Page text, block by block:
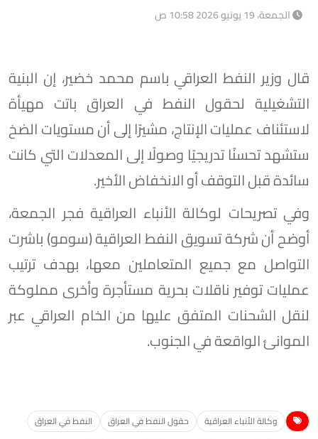
الجمعة، 19 يونيو 2026 10:58 ص
قال وزير النفط العراقي باسم محمد خضير، إن البنية
التشغيلية لحقول النفط في العراق باتت مهيأة
لاستئناف عمليات الإنتاج، مشيرًا إلى أن مستويات الضخ
ستشهد تحسنًا تدريجيًا وصولًا إلى المعدلات التي كانت
سائدة قبل التوقف أو الانخفاض الأخير.
وفي تصريحات لوكالة الأنباء العراقية فجر الجمعة،
أوضح أن شركة تسويق النفط العراقية (سومو) باشرت
التواصل مع جميع المتعاملين معها، بهدف ترتيب
عمليات توفير ناقلات بحرية مستأجرة وأخرى مملوكة
لنقل الشحنات المتفق عليها من الخام العراقي عبر
الموانئ الواقعة في الجنوب.
وكالة الأنباء العراقية حقول النفط في العراق النفط في العراق